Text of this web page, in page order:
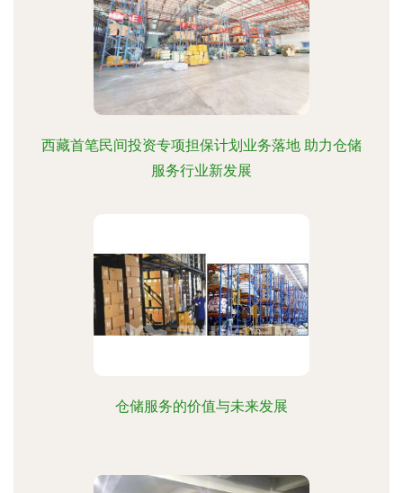
西藏首笔民间投资专项担保计划业务落地 助力仓储
服务行业新发展
仓储服务的价值与未来发展